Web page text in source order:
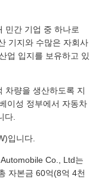
민간 기업 중 하나로
기지와 수많은 자회사
업 입지를 보유하고 있
차량을 생산하도록 지
이성 ​​정부에서 자동차
다.
입니다.
Co., Ltd는
자본금 60억(8억 4천